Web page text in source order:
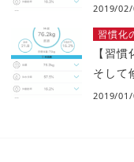
2019/02/
習慣化
【習
そして
2019/01/